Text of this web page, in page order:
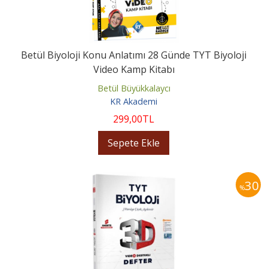
Betül Biyoloji Konu Anlatımı 28 Günde TYT Biyoloji
Video Kamp Kitabı
Betül Büyükkalaycı
KR Akademi
299,00TL
Sepete Ekle
%30